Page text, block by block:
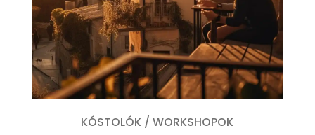
KÓSTOLÓK / WORKSHOPOK